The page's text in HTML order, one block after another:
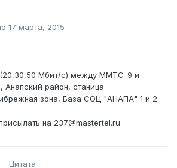
17 марта, 2015
Мбит/с) между ММТС-9 и
Анапский район, станица
зона, База СОЦ "АНАПА" 1 и 2.
на 237@mastertel.ru
Цитата